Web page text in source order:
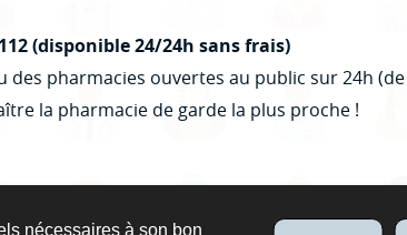
nécessaires à son bon
(disponible 24/24h sans frais)
des pharmacies ouvertes au public sur 24h
la pharmacie de garde la plus proche !